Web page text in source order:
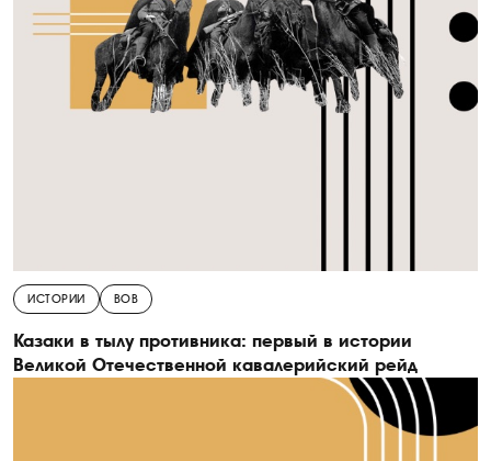
ИСТОРИИ ВОВ
Казаки в тылу противника: первый в истории
Великой Отечественной кавалерийский рейд